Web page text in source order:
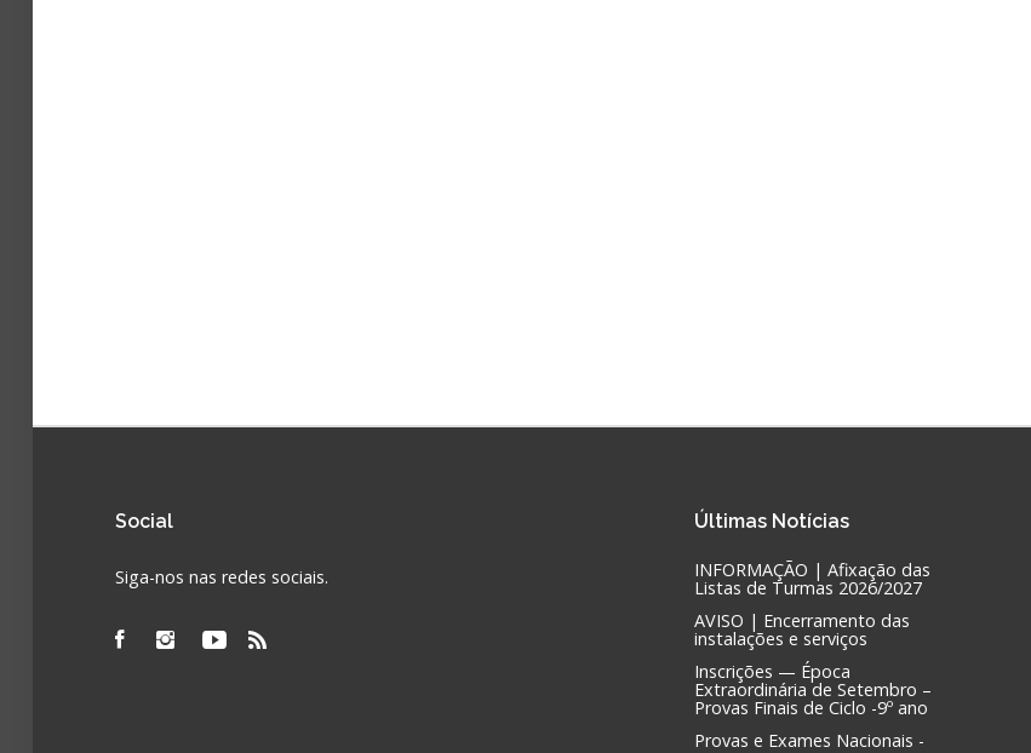
Social
Siga-nos nas redes sociais.
Últimas Notícias
INFORMAÇÃO | Afixação das
Listas de Turmas 2026/2027
AVISO | Encerramento das
instalações e serviços
Inscrições — Época
Extraordinária de Setembro –
Provas Finais de Ciclo -9º ano
Provas e Exames Nacionais -